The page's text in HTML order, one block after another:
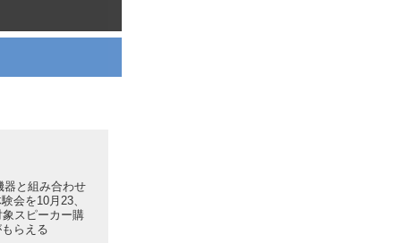
器と組み合わせ
会を10月23、
スピーカー購
らえる